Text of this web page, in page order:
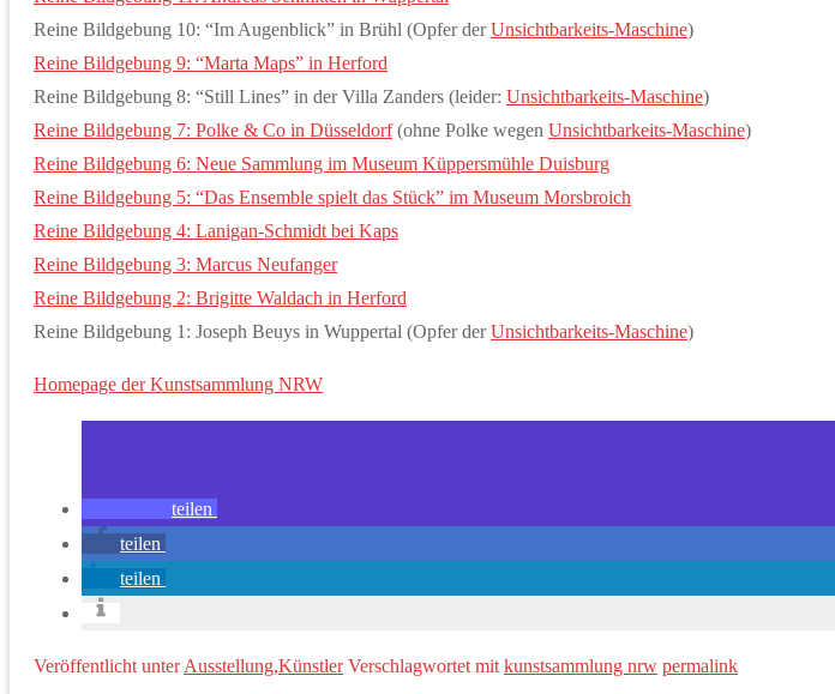
Reine Bildgebung 10: “Im Augenblick” in Brühl (Opfer derUnsichtbarkeits-Maschine)
Reine Bildgebung 9: “Marta Maps” in Herford
Reine Bildgebung 8: “Still Lines” in der Villa Zanders (leider: Unsichtbarkeits-Maschine)
Reine Bildgebung 7: Polke & Co in Düsseldorf(ohne Polke wegen Unsichtbarkeits-Maschine)
Reine Bildgebung 6: Neue Sammlung im Museum Küppersmühle Duisburg
Reine Bildgebung 5: “Das Ensemble spielt das Stück” im Museum Morsbroich
Reine Bildgebung 4: Lanigan-Schmidt bei Kaps
Reine Bildgebung 3: Marcus Neufanger
Reine Bildgebung 2: Brigitte Waldach in Herford
Reine Bildgebung 1: Joseph Beuys in Wuppertal (Opfer derUnsichtbarkeits-Maschine)
Homepage der Kunstsammlung NRW
teilen
teilen
teilen
Veröffentlicht unter Ausstellung,Künstler Verschlagwortet mit kunstsammlung nrw permalink